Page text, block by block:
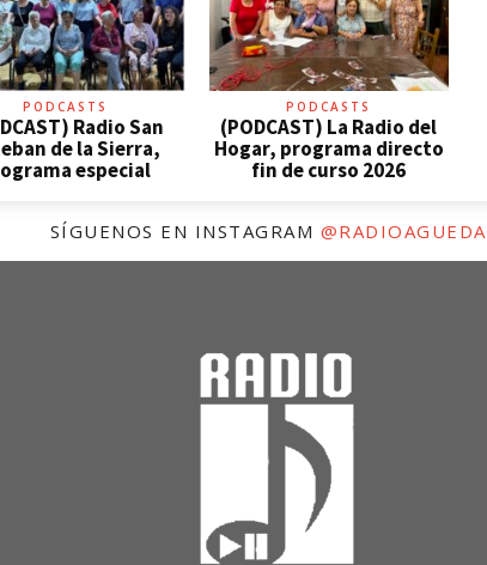
PODCASTS
Radio San
de la Sierra,
especial
PODCASTS
(PODCAST) La Radio del
Hogar, programa directo
fin de curso 2026
SÍGUENOS EN INSTAGRAM @RADIOAGUEDA